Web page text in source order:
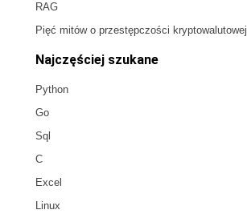
RAG
Pięć mitów o przestępczości kryptowalutowej
Najczęściej szukane
Python
Go
Sql
C
Excel
Linux